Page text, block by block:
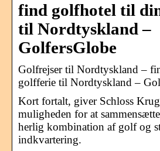
find golfhotel til
til Nordtyskland –
GolfersGlobe
Golfrejser til Nordtyskland –
golfferie til Nordtyskland –
Kort fortalt, giver Schloss
muligheden for at
herlig kombination af golf og
indkvartering.